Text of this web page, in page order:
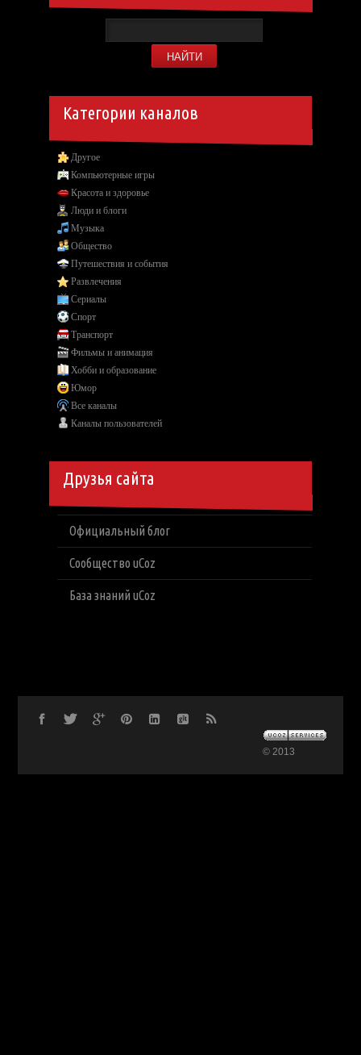
Категории каналов
Другое
Компьютерные игры
Красота и здоровье
Люди и блоги
Музыка
Общество
Путешествия и события
Развлечения
Сериалы
Спорт
Транспорт
Фильмы и анимация
Хобби и образование
Юмор
Все каналы
Каналы пользователей
Друзья сайта
Официальный блог
Сообщество uCoz
База знаний uCoz
© 2013